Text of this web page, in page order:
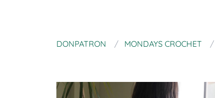
DONPATRON MONDAYS CROCHET